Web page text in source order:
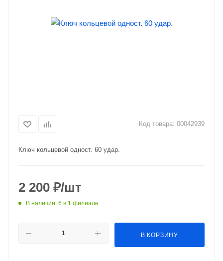
Код товара: 00042939
Ключ кольцевой одност. 60 удар.
2 200 ₽/шт
В наличии: 6 в 1 филиале
В КОРЗИНУ